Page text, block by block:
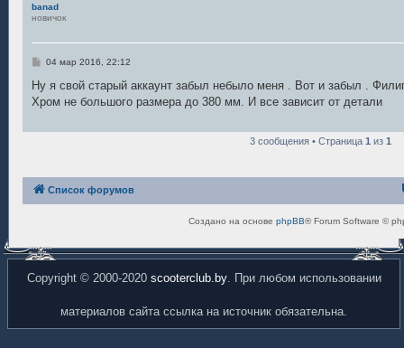
banad
новичок
С
о
б
щ
04 мар 2016, 22:12
Ну я свой старый аккаунт забыл небыло меня . Вот и забыл .
Хром не большого размера до 380 мм. И все зависит от детали
3 сообщения • Страница 1 из 1
Список форумов
Создано на основе phpBB® Forum Software ©
Copyright © 2000-2020 scooterclub.by. При любом использовании
материалов сайта ссылка на источник обязательна.